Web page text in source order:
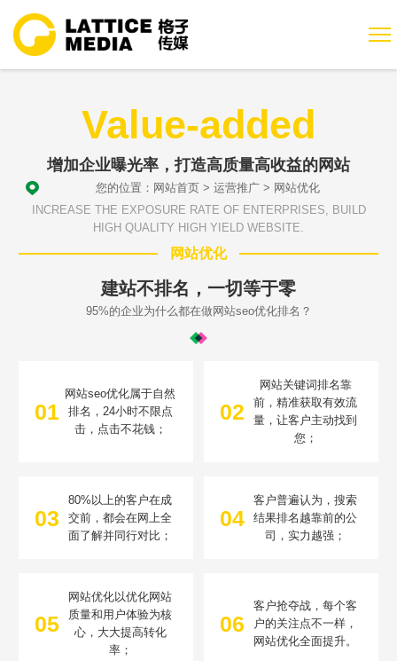
Value-added
增加企业曝光率，打造高质量高收益的网站
您的位置： 网站首页> 运营推广> 网站优化
INCREASE THE EXPOSURE RATE OF ENTERPRISES, BUILD
HIGH QUALITY HIGH YIELD WEBSITE.
网站优化
建站不排名，一切等于零
95%的企业为什么都在做网站seo优化排名？
01
网站seo优化属于自然
排名，24小时不限点
击，点击不花钱；
02
网站关键词排名靠
前，精准获取有效流
量，让客户主动找到
您；
03
80%以上的客户在成
交前，都会在网上全
面了解并同行对比；
04
客户普遍认为，搜索
结果排名越靠前的公
司，实力越强；
05
网站优化以优化网站
质量和用户体验为核
心，大大提高转化
率；
06
客户抢夺战，每个客
户的关注点不一样，
网站优化全面提升。